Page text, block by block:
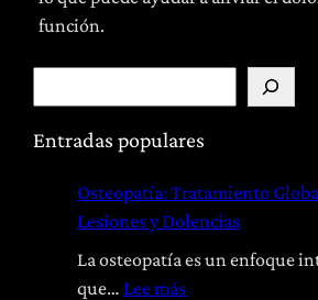
función.
u
s
Entradas populares
Osteopatía: Tratamiento
Lesiones y Dolencias
La osteopatía es un enfoque
que… Lee más: